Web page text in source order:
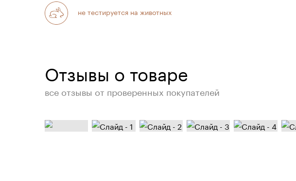
не тестируется на животных
Отзывы о товаре
все отзывы от проверенных покупателей